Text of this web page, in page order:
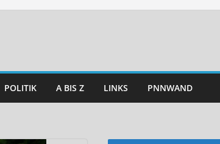
POLITIK A BIS Z LINKS PNNWAND